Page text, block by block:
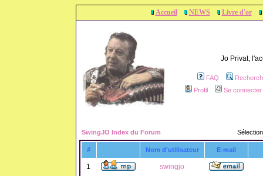
Accueil NEWS Livre d'or
Jo Privat,
FAQ
Profil
Se
SwingJO Index du Forum
# Nom d'utilisateur E-mail
1 swingjo